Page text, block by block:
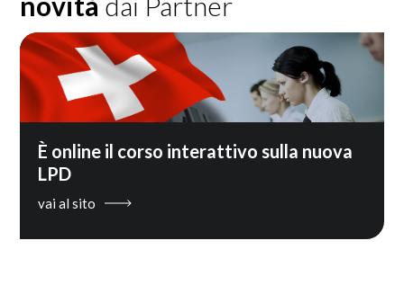
È online il corso interattivo sulla nuova
LPD
vai al sito